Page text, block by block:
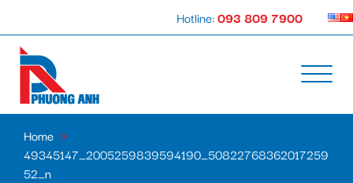
Hotline:093 809 7900
Home »
49345147_2005259839594190_50822768362017259
52_n